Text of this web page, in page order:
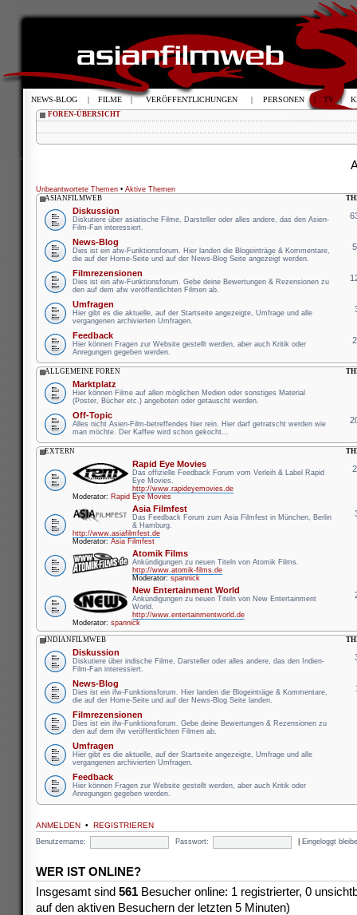
FOREN-ÜBERSICHT
Unbeantwortete Themen • Aktive Themen
ASIANFILMWEB
Diskussion
Diskutiere über asiatische Filme, Darsteller oder alles andere, das den Asien-
Film-Fan interessiert.
News-Blog
Dies ist ein afw-Funktionsforum. Hier landen die Blogeinträge & Kommentare,
die auf der Home-Seite und auf der News-Blog Seite angezeigt werden.
Filmrezensionen
Dies ist ein afw-Funktionsforum. Gebe deine Bewertungen & Rezensionen zu
den auf dem afw veröffentlichten Filmen ab.
Umfragen
Hier gibt es die aktuelle, auf der Startseite angezeigte, Umfrage und alle
vergangenen archivierten Umfragen.
Feedback
Hier können Fragen zur Website gestellt werden, aber auch Kritik oder
Anregungen gegeben werden.
ALLGEMEINE FOREN
Marktplatz
Hier können Filme auf allen möglichen Medien oder sonstiges Material
(Poster, Bücher etc.) angeboten oder getauscht werden.
Off-Topic
Alles nicht Asien-Film-betreffendes hier rein. Hier darf getratscht werden wie
man möchte. Der Kaffee wird schon gekocht...
EXTERN
Rapid Eye Movies
Das offizielle Feedback Forum vom Verleih & Label Rapid
Eye Movies.
http://www.rapideyemovies.de
Moderator: Rapid Eye Movies
Asia Filmfest
Das Feedback Forum zum Asia Filmfest in München, Berlin
& Hamburg.
http://www.asiafilmfest.de
Moderator: Asia Filmfest
Atomik Films
Ankündigungen zu neuen Titeln von Atomik Films.
http://www.atomik-films.de
Moderator: spannick
New Entertainment World
Ankündigungen zu neuen Titeln von New Entertainment
World.
http://www.entertainmentworld.de
Moderator: spannick
INDIANFILMWEB
Diskussion
Diskutiere über indische Filme, Darsteller oder alles andere, das den Indien-
Film-Fan interessiert.
News-Blog
Dies ist ein ifw-Funktionsforum. Hier landen die Blogeinträge & Kommentare,
die auf der Home-Seite und auf der News-Blog Seite landen.
Filmrezensionen
Dies ist ein ifw-Funktionsforum. Gebe deine Bewertungen & Rezensionen zu
den auf dem ifw veröffentlichten Filmen ab.
Umfragen
Hier gibt es die aktuelle, auf der Startseite angezeigte, Umfrage und alle
vergangenen archivierten Umfragen.
Feedback
Hier können Fragen zur Website gestellt werden, aber auch Kritik oder
Anregungen gegeben werden.
ANMELDEN • REGISTRIEREN
Benutzername: Passwort: Eingeloggt
WER IST ONLINE?
Insgesamt sind 561 Besucher online: 1 registrierter, 0
auf den aktiven Besuchern der letzten 5 Minuten)
NEWS-BLOG | FILME | VERÖFFENTLICHUNGEN | PERSONEN | TV |